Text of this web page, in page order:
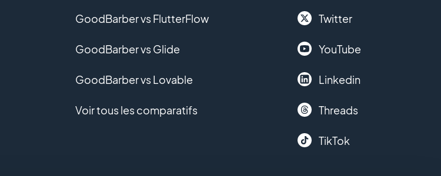
GoodBarber vs FlutterFlow
GoodBarber vs Glide
GoodBarber vs Lovable
Voir tous les comparatifs
Twitter
YouTube
Linkedin
Threads
TikTok